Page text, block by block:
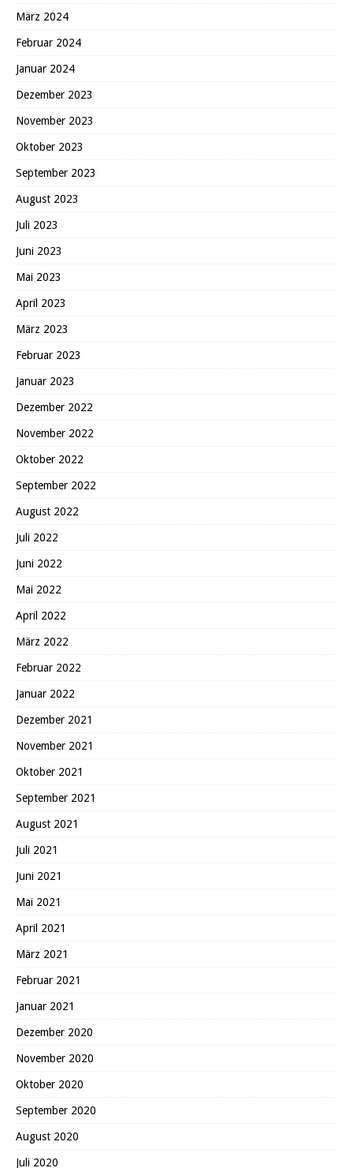
März 2024
Februar 2024
Januar 2024
Dezember 2023
November 2023
Oktober 2023
September 2023
August 2023
Juli 2023
Juni 2023
Mai 2023
April 2023
März 2023
Februar 2023
Januar 2023
Dezember 2022
November 2022
Oktober 2022
September 2022
August 2022
Juli 2022
Juni 2022
Mai 2022
April 2022
März 2022
Februar 2022
Januar 2022
Dezember 2021
November 2021
Oktober 2021
September 2021
August 2021
Juli 2021
Juni 2021
Mai 2021
April 2021
März 2021
Februar 2021
Januar 2021
Dezember 2020
November 2020
Oktober 2020
September 2020
August 2020
Juli 2020